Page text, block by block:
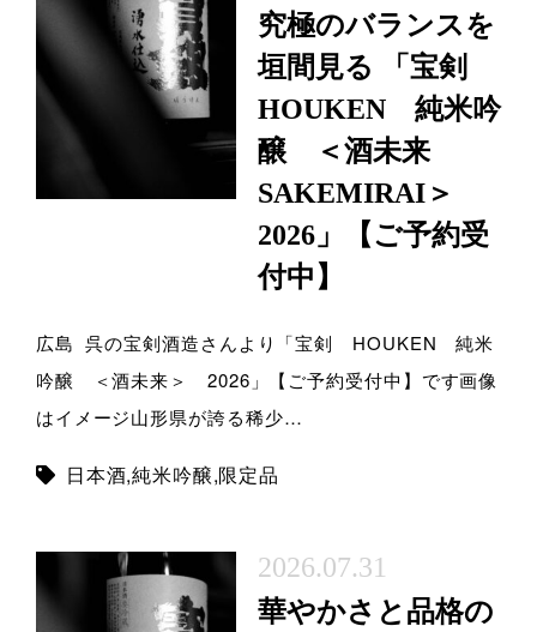
究極のバランスを
垣間見る 「宝剣
HOUKEN 純米吟
醸 ＜酒未来
SAKEMIRAI＞
2026」【ご予約受
付中】
広島 呉の宝剣酒造さんより「宝剣 HOUKEN 純米
吟醸 ＜酒未来＞ 2026」【ご予約受付中】です画像
はイメージ山形県が誇る稀少…
日本酒,純米吟醸,限定品
2026.07.31
華やかさと品格の